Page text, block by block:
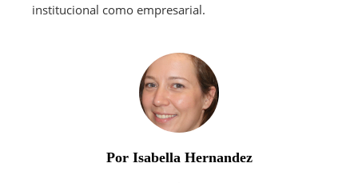
institucional como empresarial.
Por Isabella Hernandez